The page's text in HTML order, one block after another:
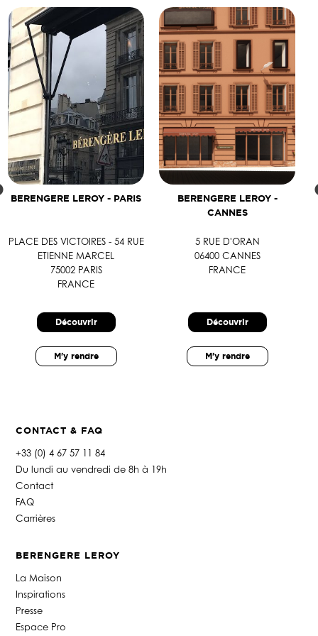
BERENGERE LEROY - PARIS
PLACE DES VICTOIRES - 54 RUE
ETIENNE MARCEL
75002 PARIS
FRANCE
Découvrir
M'y rendre
BERENGERE LEROY -
CANNES
5 RUE D'ORAN
06400 CANNES
FRANCE
Découvrir
M'y rendre
CONTACT & FAQ
+33 (0) 4 67 57 11 84
Du lundi au vendredi de 8h à 19h
Contact
FAQ
Carrières
BERENGERE LEROY
La Maison
Inspirations
Presse
Espace Pro